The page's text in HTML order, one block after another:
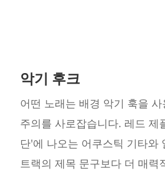
악기 후크
어떤 노래는 배경 악기 훅을
주의를 사로잡습니다. 레드 제
단'에 나오는 어쿠스틱 기타와
트랙의 제목 문구보다 더 매력